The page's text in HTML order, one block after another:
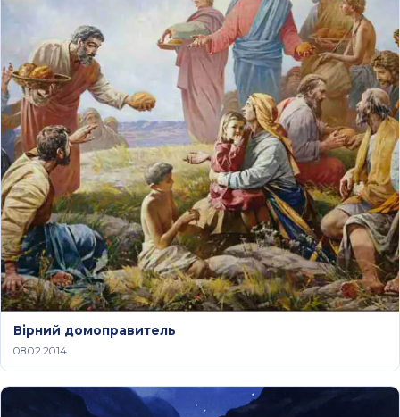
Вірний домоправитель
08.02.2014